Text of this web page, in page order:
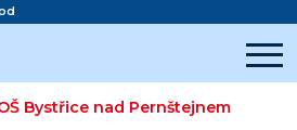
Bystřice nad Pernštejnem